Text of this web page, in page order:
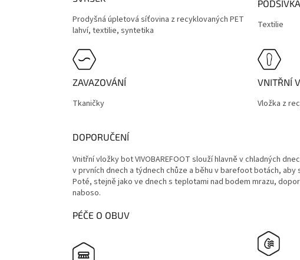
Prodyšná úpletová síťovina z recyklovaných PET
lahví, textilie, syntetika
Textilie
ZAVAZOVÁNÍ
Tkaničky
VNITŘNÍ
Vložka z
DOPORUČENÍ
Vnitřní vložky bot VIVOBAREFOOT slouží hlavně v chladných
v prvních dnech a týdnech chůze a běhu v barefoot botách,
Poté, stejně jako ve dnech s teplotami nad bodem mrazu,
naboso.
PÉČE O OBUV